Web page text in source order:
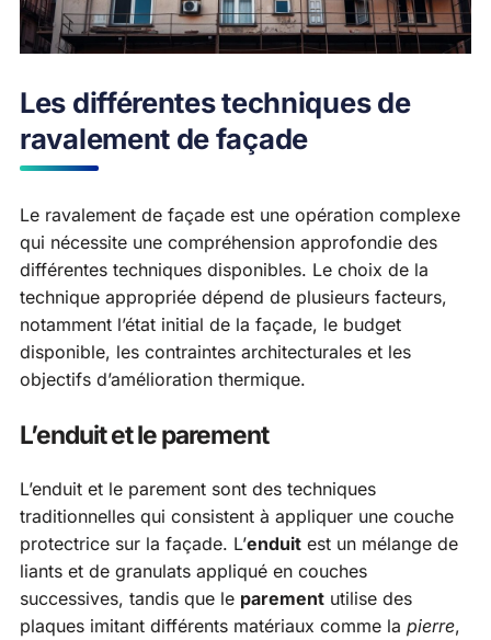
Les différentes techniques de
ravalement de façade
Le ravalement de façade est une opération complexe
qui nécessite une compréhension approfondie des
différentes techniques disponibles. Le choix de la
technique appropriée dépend de plusieurs facteurs,
notamment l’état initial de la façade, le budget
disponible, les contraintes architecturales et les
objectifs d’amélioration thermique.
L’enduit et le parement
L’enduit et le parement sont des techniques
traditionnelles qui consistent à appliquer une couche
protectrice sur la façade. L’enduit est un mélange de
liants et de granulats appliqué en couches
successives, tandis que le parement utilise des
plaques imitant différents matériaux comme la pierre,